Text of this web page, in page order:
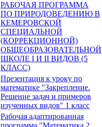
РАБОЧАЯ ПРОГРАММА
ПО ПРИРОДОВЕДЕНИЮ В
КЕМЕРОВСКОЙ
СПЕЦИАЛЬНОЙ
(КОРРЕКЦИОННОЙ)
ОБЩЕОБРАЗОВАТЕЛЬНОЙ
ШКОЛЕ I И II ВИДОВ (5
КЛАСС)
Презентация к уроку по
математике "Закрепление.
Решение задач и примеров
изученных видов" 1 класс
Рабочая адаптированная